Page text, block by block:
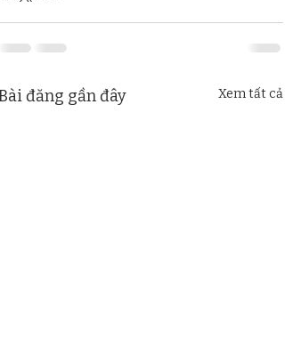
đăng gần đây Xem tất cả